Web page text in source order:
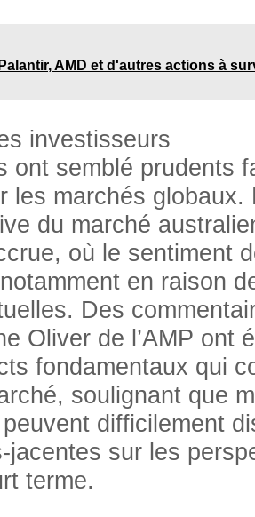
AMD et d'autres actions à
investisseurs
ont semblé prudents
les marchés globaux.
du marché
où le sentiment
en raison
Des
Oliver de l’AMP ont
fondamentaux qui
soulignant que
difficilement
jacentes sur les
terme.